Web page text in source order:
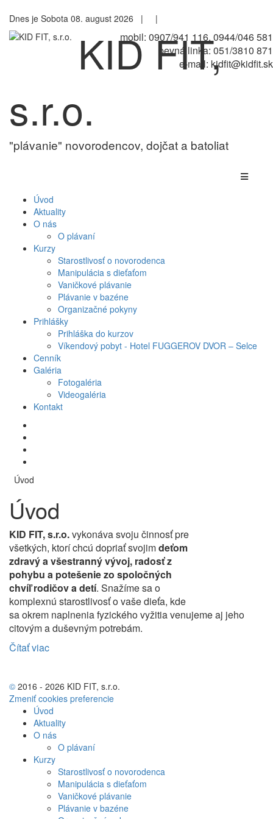
Dnes je Sobota 08. august 2026 | |
mobil: 0907/941 116, 0944/046 581
pevná linka: 051/3810 871
e-mail: kidfit@kidfit.sk
KID FIT,
s.r.o.
"plávanie" novorodencov, dojčat a batoliat
Úvod
Aktuality
O nás
O plávaní
Kurzy
Starostlivosť o novorodenca
Manipulácia s dieťaťom
Vaničkové plávanie
Plávanie v bazéne
Organizačné pokyny
Prihlášky
Prihláška do kurzov
Víkendový pobyt - Hotel FUGGEROV DVOR – Selce
Cenník
Galéria
Fotogaléria
Videogaléria
Kontakt
Úvod
Úvod
KID FIT, s.r.o.vykonáva svoju činnosť pre
všetkých, ktorí chcú dopriať svojimdeťom
zdravý a všestranný vývoj, radosť z
pohybu a potešenie zo spoločných
chvíľ rodičov a detí. Snažíme sa o
komplexnú starostlivosť o vaše dieťa, kde
sa okrem naplnenia fyzického vyžitia venujeme aj jeho
citovým a duševným potrebám.
Čítať viac
© 2016 - 2026 KID FIT, s.r.o.
Zmeniť cookies preferencie
Úvod
Aktuality
O nás
O plávaní
Kurzy
Starostlivosť o novorodenca
Manipulácia s dieťaťom
Vaničkové plávanie
Plávanie v bazéne